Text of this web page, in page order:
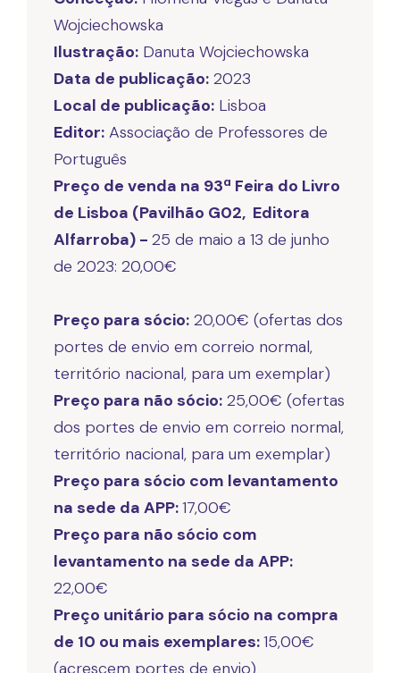
Ilustração:
Data de publicação:
Local de publicação:
Editor: Associação de Professores de
Preço de venda na 93ª Feira do Livro
de Lisboa (Pavilhão G02, Editora
Alfarroba) - 25 de maio a 13 de junho
de 2023: 20,00€
Preço para sócio: 20,00€ (ofertas dos
portes de envio em correio normal,
Preço para não sócio: 25,00€ (ofertas
dos portes de envio em correio normal,
Preço para sócio com levantamento
na sede da APP:
Preço para não sócio com
levantamento na sede da APP:
Preço unitário para sócio na compra
de 10 ou mais exemplares:15,00€